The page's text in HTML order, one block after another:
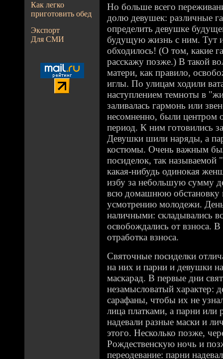
Как легко
приготовить обед
Экспорт
Для СМИ
Но больше всего
долю девушек: различные
определить девушке
будущую жизнь с ним. Тут
обходилось! (О том, какие
расскажу позже.) В такой
матери, как правило,
иглы. По улицам ходили
наступлением темноты в
заливалась гармонь или
несомненно, были центром
период. К ним готовились
Девушки шили наряды, а
костюмы. Очень важным
посиделок, так
какая-нибудь одинокая
избу за небольшую сумму
всю домашнюю обстановку
усмотрению молодежи.
наличными: складывались
освобождались от взноса.
отработка взноса.
Святочные посиделки
на них и парни и девушки
маскарад. В первые дни
незамысловатый характер:
сарафаны, чтобы их не
лица платками, а парни или
надевали разные маски и
этого. Несколько позже,
Рождественскую ночь и
переодевание: парни